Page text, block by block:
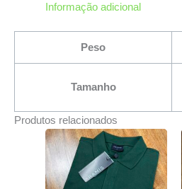
Informação adicional
Peso
Tamanho
Produtos relacionados